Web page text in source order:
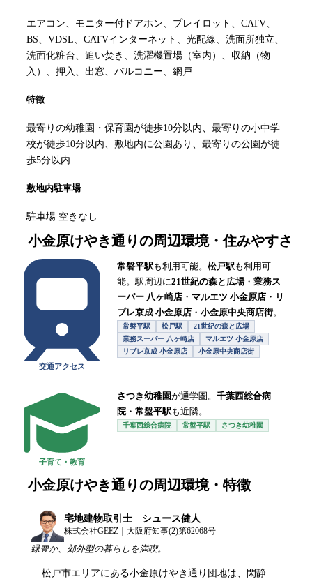
エアコン、モニター付ドアホン、プレイロット、CATV、
BS、VDSL、CATVインターネット、光配線、洗面所独立、
洗面化粧台、追い焚き、洗濯機置場（室内）、収納（物
入）、押入、出窓、バルコニー、網戸
特徴
最寄りの幼稚園・保育園が徒歩10分以内、最寄りの小中学
校が徒歩10分以内、敷地内に公園あり、最寄りの公園が徒
歩5分以内
敷地内駐車場
駐車場 空きなし
小金原けやき通りの周辺環境・住みやすさ
交通アクセス
常磐平駅も利用可能。 松戸駅も利用可
能。駅周辺に21世紀の森と広場・ 業務ス
ーパー 八ヶ崎店 ・ マルエツ 小金原店 ・ リ
ブレ京成 小金原店 ・ 小金原中央商店街。
常磐平駅 松戸駅
21世紀の森と広場
業務スーパー 八ヶ崎店
マルエツ 小金原店
リブレ京成 小金原店
小金原中央商店街
子育て・教育
さつき幼稚園が通学圏。 千葉西総合病
院 ・ 常盤平駅も近隣。
千葉西総合病院 常盤平駅 さつき幼稚園
小金原けやき通りの周辺環境・特徴
宅地建物取引士 シュース健人
株式会社GEEZ｜大阪府知事(2)第62068号
緑豊か、郊外型の暮らしを満喫。
松戸市エリアにある小金原けやき通り団地は、閑静